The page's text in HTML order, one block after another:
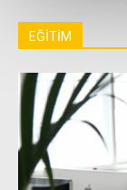
EĞİTİM